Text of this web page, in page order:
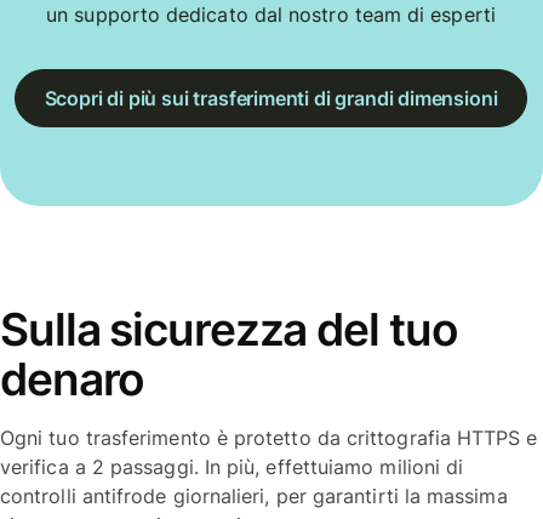
un supporto dedicato dal nostro team di esperti
Scopri di più sui trasferimenti di grandi dimensioni
Sulla sicurezza del tuo
denaro
Ogni tuo trasferimento è protetto da crittografia HTTPS e
verifica a 2 passaggi. In più, effettuiamo milioni di
controlli antifrode giornalieri, per garantirti la massima